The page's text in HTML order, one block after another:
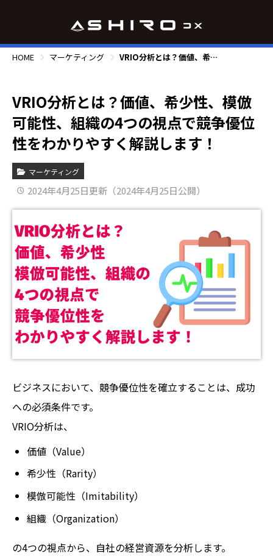
HOME マーケティング VRIO分析とは？価値、希少性、模倣可能性、組織の4つの視点で競争優位性をわかりやすく解説します！
VRIO分析とは？価値、希少性、模倣
可能性、組織の4つの視点で競争優位
性をわかりやすく解説します！
マーケティング
2024年4月25日更新（2024年4月25日公開）
ビジネスにおいて、競争優位性を確立することは、成功
への必須条件です。
VRIO分析は、
価値（Value）
希少性（Rarity）
模倣可能性（Imitability）
組織（Organization）
の4つの視点から、自社の経営資源を分析します。